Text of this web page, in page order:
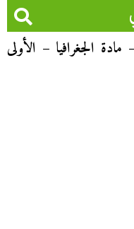
الجغرافيا – الأولى